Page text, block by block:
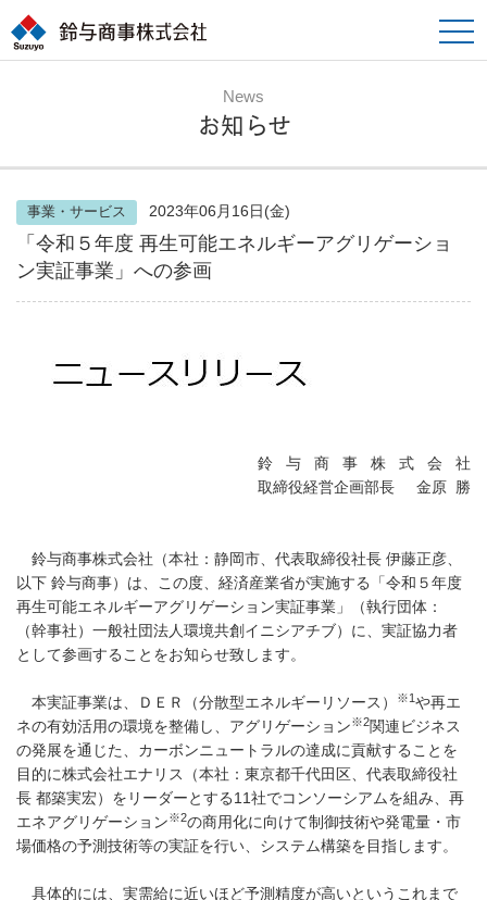
toggle
News
お知らせ
事業・サービス 2023年06月16日(金)
「令和５年度 再生可能エネルギーアグリゲーショ
ン実証事業」への参画
鈴 与 商 事 株 式 会 社
取締役経営企画部長 金原 勝
鈴与商事株式会社（本社：静岡市、代表取締役社長 伊藤正彦、
以下 鈴与商事）は、この度、経済産業省が実施する「令和５年度
再生可能エネルギーアグリゲーション実証事業」（執行団体：
（幹事社）一般社団法人環境共創イニシアチブ）に、実証協力者
として参画することをお知らせ致します。
本実証事業は、ＤＥＲ（分散型エネルギーリソース） ※1や再エ
ネの有効活用の環境を整備し、アグリゲーション※2関連ビジネス
の発展を通じた、カーボンニュートラルの達成に貢献することを
目的に株式会社エナリス（本社：東京都千代田区、代表取締役社
長 都築実宏）をリーダーとする11社でコンソーシアムを組み、再
エネアグリゲーション※2の商用化に向けて制御技術や発電量・市
場価格の予測技術等の実証を行い、システム構築を目指します。
具体的には、実需給に近いほど予測精度が高いというこれまで